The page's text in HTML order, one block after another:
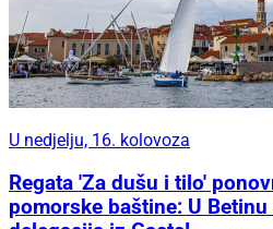
U nedjelju, 16. kolovoza
Regata 'Za dušu i tilo'
pomorske baštine: U